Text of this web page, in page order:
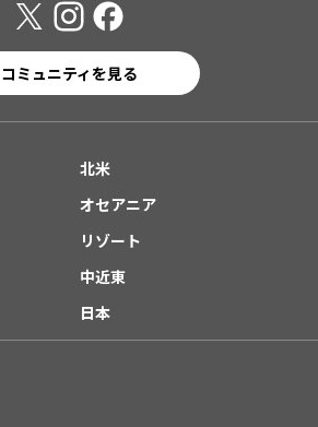
コミュニティを見る
北米
オセアニア
リゾート
中近東
日本